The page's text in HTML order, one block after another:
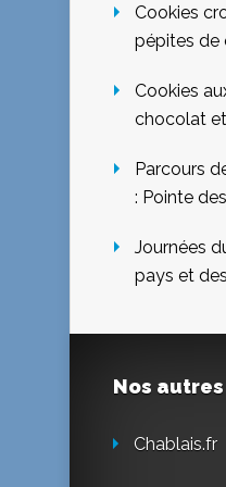
Cookies
pépites de
Cookies
chocolat
Parcours
: Pointe
Journées
pays et
Nos
Chablais.fr